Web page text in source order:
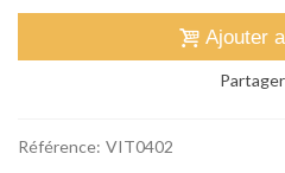
Ajouter
Partager
Référence: VIT0402